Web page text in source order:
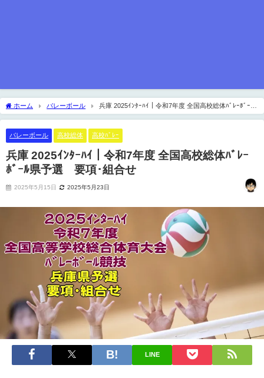
ホーム バレーボール
兵庫 2025ｲﾝﾀｰﾊｲ｜令和7年度 全国高校総体ﾊﾞﾚｰﾎﾞｰﾙ
県予選 要項･組合せ
バレーボール 高校総体 高校ﾊﾞﾚｰ
兵庫 2025ｲﾝﾀｰﾊｲ｜令和7年度 全国高校総体ﾊﾞﾚｰ
ﾎﾞｰﾙ県予選 要項･組合せ
2025年5月15日 2025年5月23日
LINE